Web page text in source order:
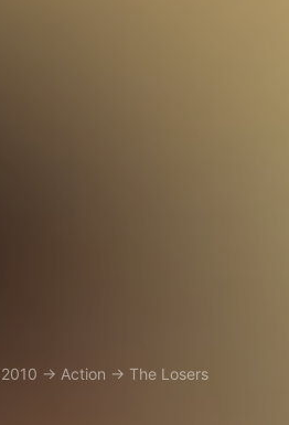
2010 → Action → The Losers